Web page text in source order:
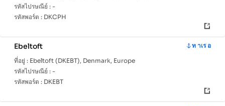
รหัสไปรษณีย์ : -
รหัสพอร์ต : DKCPH
Ebeltoft
ท าเร อ
ที่อยู่ : Ebeltoft (DKEBT), Denmark, Europe
รหัสไปรษณีย์ : -
รหัสพอร์ต : DKEBT